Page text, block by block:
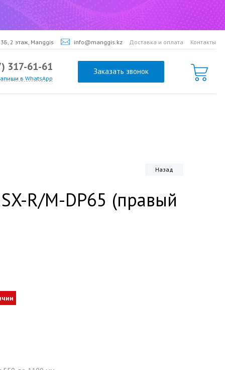
2 этаж, Manggis info@manggis.kz Доставка и оплата Контакты
317-61-61
в WhatsApp
Заказать звонок
Назад
R/M-DP65 (правый